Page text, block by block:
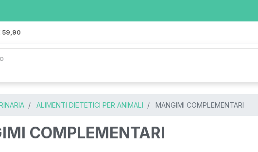
59,90
ALIMENTI DIETETICI PER ANIMALI MANGIMI COMPLEMENTARI
COMPLEMENTARI